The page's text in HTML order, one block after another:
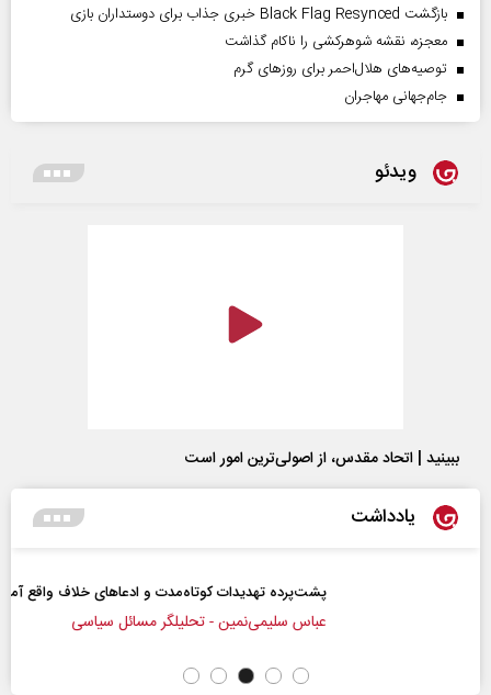
بازگشت Black Flag Resynced خبری جذاب برای دوستداران بازی
معجزه، نقشه شوهرکشی را ناکام گذاشت
توصیه‌های هلال‌احمر برای روز‌های گرم
جام‌جهانی مهاجران
ویدئو
ببینید | اتحاد مقدس، از اصولی‌ترین امور است
یادداشت
پشت‌پرده تهدیدات کوتاه‏‌مدت و ادعا‌های خلاف واقع آمریکا
عباس سلیمی‌نمین - تحلیلگر مسائل سیاسی